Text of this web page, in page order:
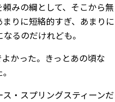
みの綱として、そこから無
りに短絡的すぎ、あまりに
るのだけれども。
かった。きっとあの頃な
・スプリングスティーンだ